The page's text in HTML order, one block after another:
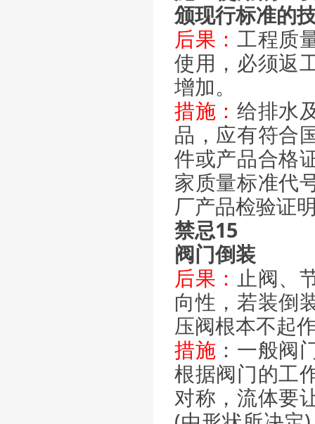
颁现行标准的
后果：工程质
使用，必须返
增加。
措施：给排水
品，应有符合
件或产品合格
家质量标准代
厂产品检验证
禁忌15
阀门倒装
后果：止阀、
向性，若装倒
压阀根本不起
措施 ：一般阀
根据阀门的工
对称，流体要